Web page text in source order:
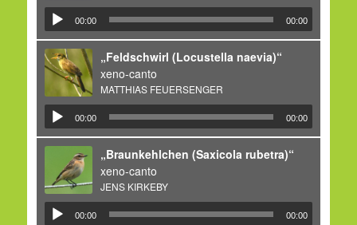
00:00 00:00
„Feldschwirl (Locustella naevia)“
xeno-canto
MATTHIAS FEUERSENGER
00:00 00:00
„Braunkehlchen (Saxicola rubetra)“
xeno-canto
JENS KIRKEBY
00:00 00:00